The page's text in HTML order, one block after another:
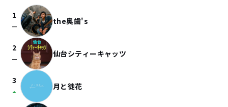
1
check_indeterminate_small the奥歯's
2
check_indeterminate_small 仙台シティーキャッツ
3
arrow_drop_up 月と徒花